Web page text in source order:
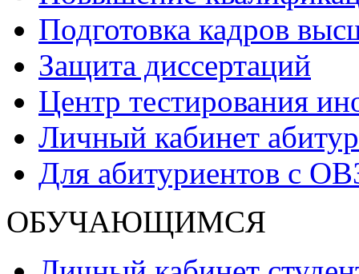
Подготовка кадров
Защита диссертаций
Центр тестирования
Личный кабинет
Для абитуриентов с
ОБУЧАЮЩИМСЯ